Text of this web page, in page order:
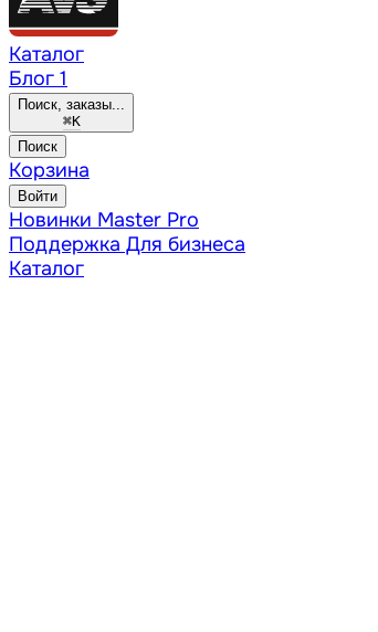
Каталог
Блог 1
Поиск, заказы...
⌘K
Поиск
Корзина
Войти
Новинки Master Pro
Поддержка Для бизнеса
Каталог